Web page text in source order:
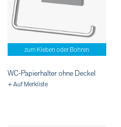
zum Kleben oder Bohren
WC-Papierhalter ohne Deckel
+ Auf Merkliste